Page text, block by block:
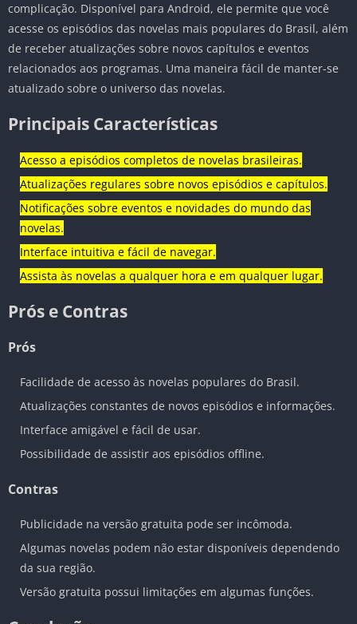
complicação. Disponível para Android, ele permite que você
acesse os episódios das novelas mais populares do Brasil, além
de receber atualizações sobre novos capítulos e eventos
relacionados aos programas. Uma maneira fácil de manter-se
atualizado sobre o universo das novelas.
Principais Características
Acesso a episódios completos de novelas brasileiras.
Atualizações regulares sobre novos episódios e capítulos.
Notificações sobre eventos e novidades do mundo das
novelas.
Interface intuitiva e fácil de navegar.
Assista às novelas a qualquer hora e em qualquer lugar.
Prós e Contras
Prós
Facilidade de acesso às novelas populares do Brasil.
Atualizações constantes de novos episódios e informações.
Interface amigável e fácil de usar.
Possibilidade de assistir aos episódios offline.
Contras
Publicidade na versão gratuita pode ser incômoda.
Algumas novelas podem não estar disponíveis dependendo
da sua região.
Versão gratuita possui limitações em algumas funções.